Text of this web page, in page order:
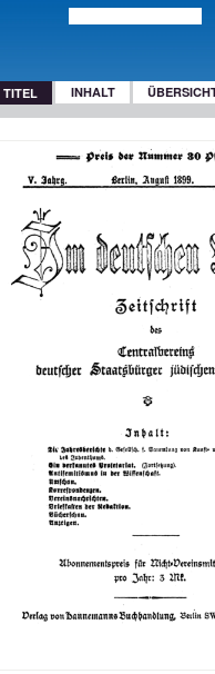
TITEL INHALT